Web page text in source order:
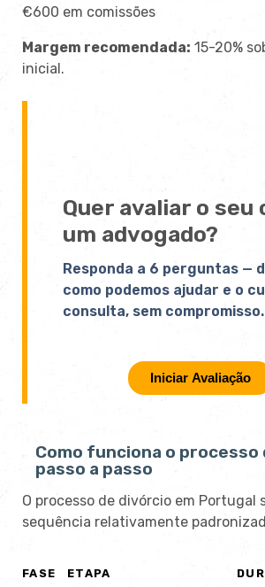
€600 em comissões
Margem recomendada: 15-20%
inicial.
Iniciar Avaliação
Quer avaliar o seu
um advogado?
Responda a 6 perguntas —
como podemos ajudar e o
consulta, sem compromisso.
Como funciona o processo
passo a passo
O processo de divórcio em Portugal
sequência relativamente
FASE ETAPA